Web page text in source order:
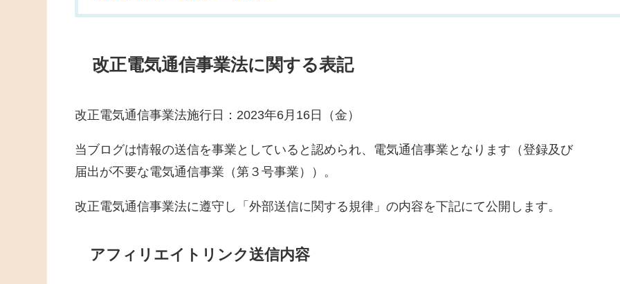
改正電気通信事業法に関する表記
改正電気通信事業法施行日：2023年6月16日（金）
当ブログは情報の送信を事業としていると認められ、電気通信事業となります（登録及び
届出が不要な電気通信事業（第３号事業））。
改正電気通信事業法に遵守し「外部送信に関する規律」の内容を下記にて公開します。
アフィリエイトリンク送信内容